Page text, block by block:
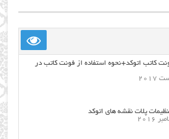
کاتب اتوکد+نحوه استفاده از فونت کاتب در
پلات نقشه های اتوکد